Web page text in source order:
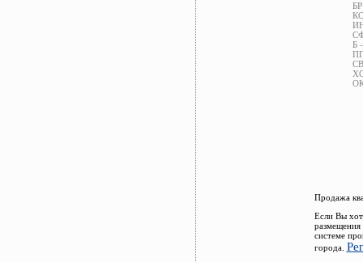
Б
Продажа
Если Вы
системе
города.